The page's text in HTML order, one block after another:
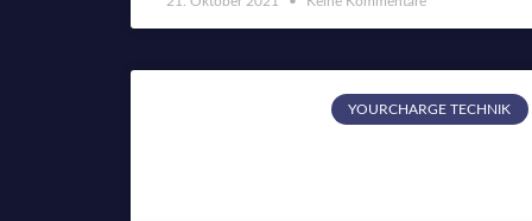
YOURCHARGE TECHNIK